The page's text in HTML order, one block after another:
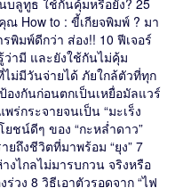
บลูทูธ ใช้กันคุ้มหรือยัง? 25
ณ How to : ขี้เกียจพิมพ์ ? มา
พิมพ์ดีกว่า ส่อง!! 10 ฟีเจอร์
ามี และยังใช้กันไม่คุ้ม
ไม่มีวันจ่ายได้ ภัยใกล้ตัวที่ทุก
องกันก่อนตกเป็นเหยื่อมัลแวร์
พร่กระจายจนเป็น “มะเร็ง
ยชน์ดีๆ ของ “กะหล่ำดาว”
ถึงชีวิตที่มาพร้อม “ยุง” 7
งไกลไม่มารบกวน จริงหรือ
วง 8 วิธีเอาตัวรอดจาก “ไฟ